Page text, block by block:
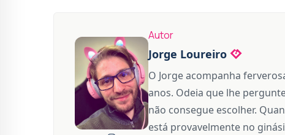
Autor
Jorge Loureiro
O Jorge acompanha
anos. Odeia que lhe
não consegue escolher.
está provavelmente no